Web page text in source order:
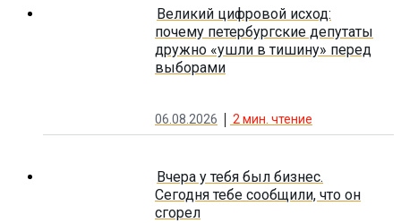
Великий цифровой исход:
почему петербургские депутаты
дружно «ушли в тишину» перед
выборами
06.08.2026 2 мин. чтение
Вчера у тебя был бизнес.
Сегодня тебе сообщили, что он
сгорел